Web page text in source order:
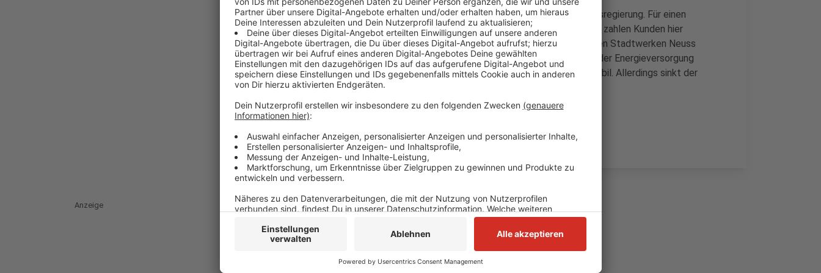
Laut der NEW liegt das am überarbeiteten Klimapaket der Bundesregierung. Für einen
Durchschnittsverbrauch von rund 12.000 Kilowattstunden im Jahr zahlen Kunden hier
demnächst rund 50 Euro mehr. Ein Single-Haushalt, der Gas von den Stadtwerken Neuss
bekommt, zahlt rund 25 Euro mehr pro Jahr. Anders sieht das bei der Energieversorgung
Dormagen aus: hier bleiben die Preise für Trinkwasser und Gas stabil. Allerdings sinkt der
Strompreis um rund einen Cent pro Kilowattstunde.
Anzeige